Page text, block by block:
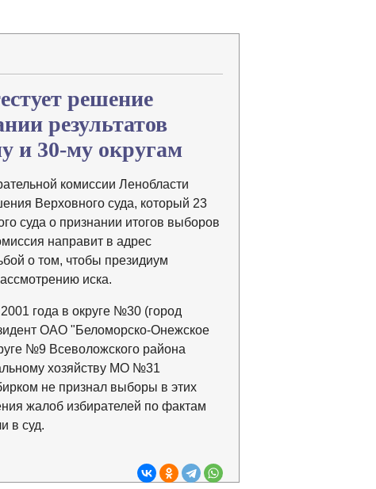
решение
результатов
и 30-му округам
комиссии Ленобласти
Верховного суда, который 23
суда о признании итогов выборов
направит в адрес
о том, чтобы президиум
иска.
года в округе №30 (город
ОАО "Беломорско-Онежское
№9 Всеволожского района
хозяйству МО №31
не признал выборы в этих
жалоб избирателей по фактам
в суд.